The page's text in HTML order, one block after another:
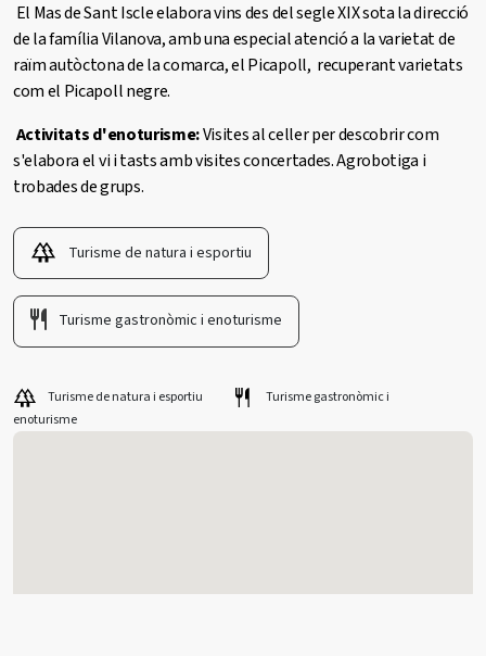
El Mas de Sant Iscle elabora vins des del segle XIX sota la direcció
de la família Vilanova, amb una especial atenció a la varietat de
raïm autòctona de la comarca, el Picapoll, recuperant varietats
com el Picapoll negre.
Activitats d'enoturisme:Visites al celler per descobrir com
s'elabora el vi i tasts amb visites concertades. Agrobotiga i
trobades de grups.
Turisme de natura i esportiu
Turisme gastronòmic i enoturisme
Turisme de natura i esportiu
Turisme gastronòmic i
enoturisme